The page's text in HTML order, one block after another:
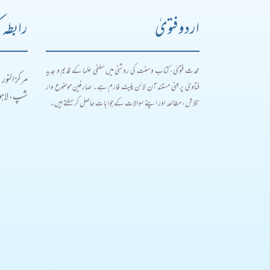
اردو فتویٰ
محدث فتویٰ، کتاب و سنت کی روشنی میں سلفی علما کے قدیم و جدید
فتاویٰ پر مبنی مستند آن لائن پلیٹ فارم ہے۔ صارفین موضوع وار
تلاش، مطالعہ اور اپنے سوالات کے جوابات حاصل کر سکتے ہیں۔
مرکز
شپ،